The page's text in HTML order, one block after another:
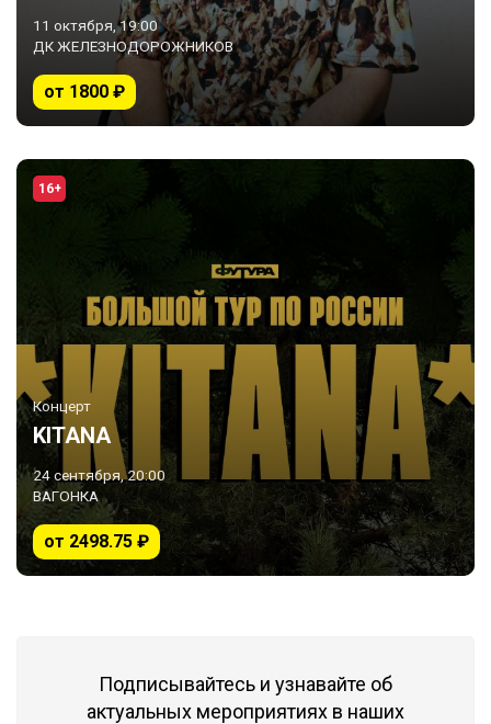
11 октября, 19:00
ДК ЖЕЛЕЗНОДОРОЖНИКОВ
от 1800 ₽
16+
Концерт
KITANA
24 сентября, 20:00
ВАГОНКА
от 2498.75 ₽
Подписывайтесь и узнавайте об
актуальных мероприятиях в наших